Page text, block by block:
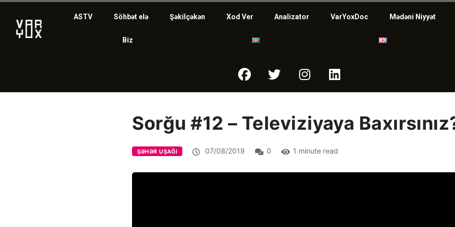
ASTV Söhbət elə Şəkilçəkən Xod Ver Analizator VarYoxDoc Mədəni Niyyət
Biz
Sorğu #12 – Televiziyaya
ŞƏHƏR UŞAĞI 07/08/2019 0 1 minute read